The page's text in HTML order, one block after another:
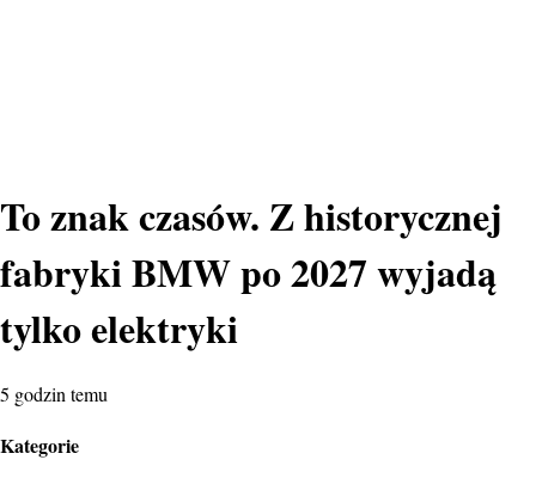
To znak czasów. Z historycznej
fabryki BMW po 2027 wyjadą
tylko elektryki
5 godzin temu
Kategorie